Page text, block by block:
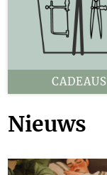
CADEAUS
Nieuws